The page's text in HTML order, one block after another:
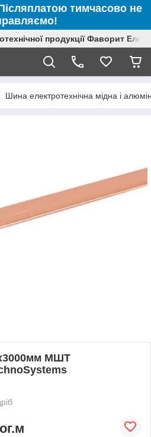
тимчасово не
продукції Фаворит
Шина електротехнічна мідна і
МШТ